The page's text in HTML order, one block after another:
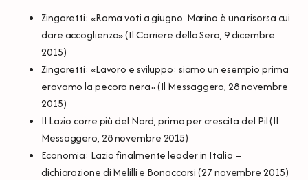
Zingaretti: «Roma voti a giugno. Marino è una risorsa cui
dare accoglienza»(Il Corriere della Sera, 9 dicembre
2015)
Zingaretti: «Lavoro e sviluppo: siamo un esempio prima
eravamo la pecora nera»(Il Messaggero, 28 novembre
2015)
Il Lazio corre più del Nord, primo per crescita del Pil(Il
Messaggero, 28 novembre 2015)
Economia: Lazio finalmente leader in Italia –
dichiarazione di Melilli e Bonaccorsi(27 novembre 2015)